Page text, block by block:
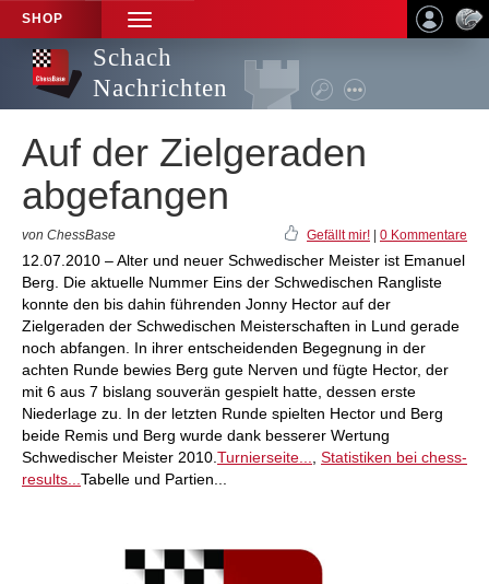
SHOP
TOGGLE
NAVIGATION
Schach
Nachrichten
Auf der Zielgeraden
abgefangen
von ChessBase Gefällt mir! 0 Kommentare
12.07.2010 – Alter und neuer Schwedischer Meister ist Emanuel
Berg. Die aktuelle Nummer Eins der Schwedischen Rangliste
konnte den bis dahin führenden Jonny Hector auf der
Zielgeraden der Schwedischen Meisterschaften in Lund gerade
noch abfangen. In ihrer entscheidenden Begegnung in der
achten Runde bewies Berg gute Nerven und fügte Hector, der
mit 6 aus 7 bislang souverän gespielt hatte, dessen erste
Niederlage zu. In der letzten Runde spielten Hector und Berg
beide Remis und Berg wurde dank besserer Wertung
Schwedischer Meister 2010. Turnierseite...
Statistiken bei chess-
results... Tabelle und Partien...